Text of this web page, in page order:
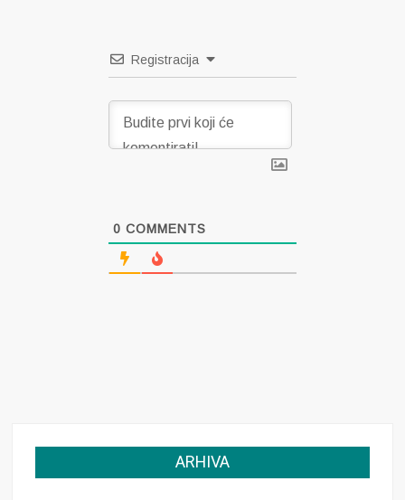
Registracija
0 COMMENTS
ARHIVA